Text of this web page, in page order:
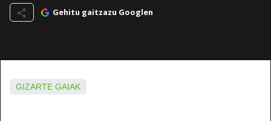
Gehitu gaitzazu Googlen
GIZARTE GAIAK